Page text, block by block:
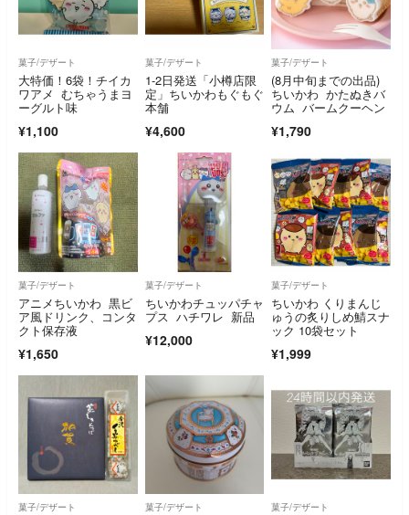
菓子/デザート
大特価！6袋！チイカ
ワアメ むちゃうまヨ
ーグルト味
¥1,100
菓子/デザート
1-2日発送「小樽店限
定」ちいかわもぐもぐ
本舗
¥4,600
菓子/デザート
(8月中旬までの出品)
ちいかわ かたぬきバ
ウム バームクーヘン
¥1,790
菓子/デザート
アニメちいかわ 黒ビ
ア風ドリンク、コンタ
クト保存液
¥1,650
菓子/デザート
ちいかわチュッパチャ
プス ハチワレ 新品
¥12,000
菓子/デザート
ちいかわ くりまんじ
ゅうの炙りしめ鯖スナ
ック 10袋セット
¥1,999
菓子/デザート 菓子/デザート 菓子/デザート